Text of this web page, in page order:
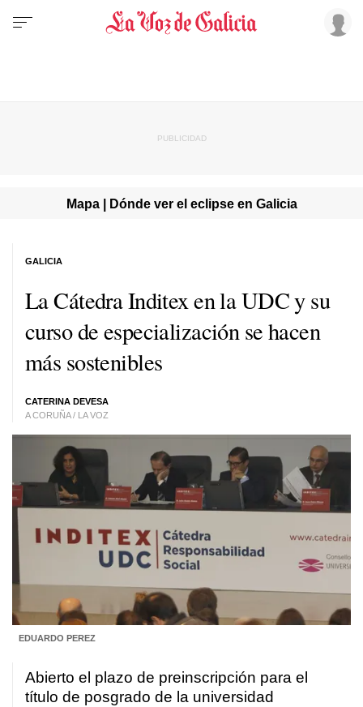
Mapa | Dónde ver el eclipse en Galicia
La Cátedra Inditex en la UDC y su
curso de especialización se hacen
más sostenibles
CATERINA DEVESA
A CORUÑA / LA VOZ
GALICIA
EDUARDO PEREZ
Abierto el plazo de preinscripción para el
título de posgrado de la universidad